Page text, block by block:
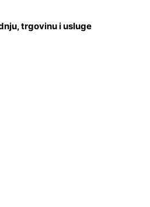
trgovinu i usluge